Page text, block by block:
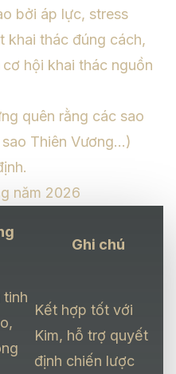
bởi áp lực, stress
khai thác đúng cách,
cơ hội khai thác nguồn
quên rằng các sao
Thiên Vương…)
năm 2026
Ghi chú
Kết hợp tốt với
Kim, hỗ trợ quyết
định chiến lược